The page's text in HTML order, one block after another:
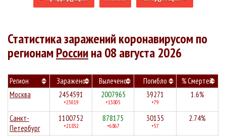
Статистика заражений коронавирусом по
регионамРоссиина 08 августа 2026
Регион Заражено Вылечено Погибло
% Смертей
Москва
2454591
+25019
2007965
+13805
39271
+79
1.6%
Санкт-
Петербург
1100752
+21832
878175
+6867
30135
+57
2.74%